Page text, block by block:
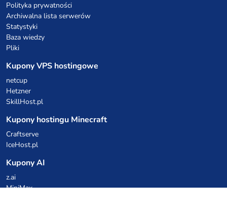
Polityka prywatności
Archiwalna lista serwerów
Statystyki
Baza wiedzy
Pliki
Kupony VPS hostingowe
netcup
Hetzner
SkillHost.pl
Kupony hostingu Minecraft
Craftserve
IceHost.pl
Kupony AI
z.ai
MiniMax